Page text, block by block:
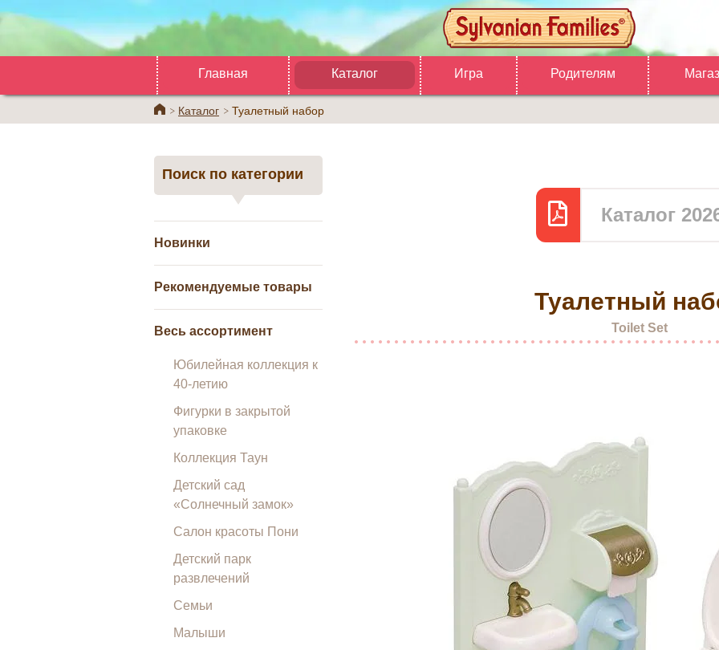
Главная Каталог Игра Родителям
HomeКаталог Туалетный набор
Поиск по категории
Новинки
Рекомендуемые товары
Весь ассортимент
Юбилейная коллекция к
40-летию
Фигурки в закрытой
упаковке
Коллекция Таун
Детский сад
«Солнечный замок»
Салон красоты Пони
Детский парк
развлечений
Семьи
Малыши
Каталог
Туалетный
Toilet Set